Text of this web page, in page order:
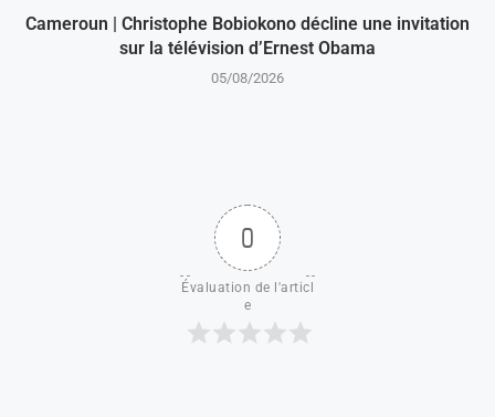
Cameroun | Christophe Bobiokono décline une invitation
sur la télévision d’Ernest Obama
05/08/2026
0
Évaluation de l'articl
e